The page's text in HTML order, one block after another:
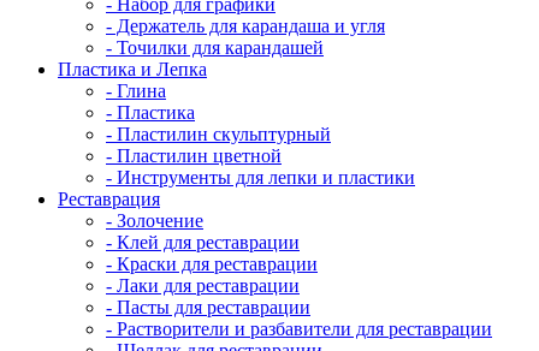
- Набор для графики
- Держатель для карандаша и угля
- Точилки для карандашей
Пластика и Лепка
- Глина
- Пластика
- Пластилин скульптурный
- Пластилин цветной
- Инструменты для лепки и пластики
Реставрация
- Золочение
- Клей для реставрации
- Краски для реставрации
- Лаки для реставрации
- Пасты для реставрации
- Растворители и разбавители для реставрации